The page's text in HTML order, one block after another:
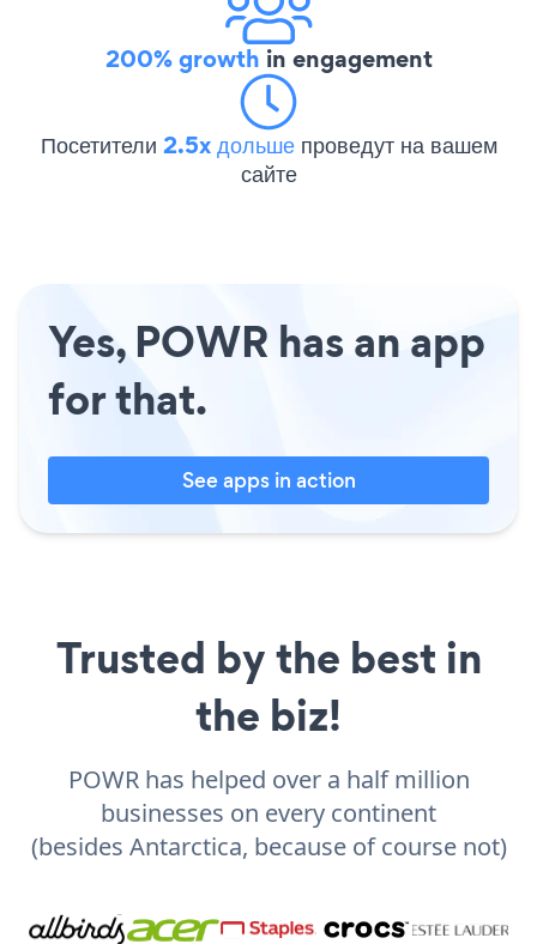
200% growth in engagement
Посетители 2.5x дольше проведут на вашем
сайте
Yes, POWR has an app
for that.
See apps in action
Trusted by the best in
the biz!
POWR has helped over a half million
businesses on every continent
(besides Antarctica, because of course not)